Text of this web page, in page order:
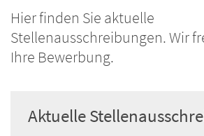
Hier finden Sie aktuelle
Stellenausschreibungen. Wir
Ihre Bewerbung.
Aktuelle